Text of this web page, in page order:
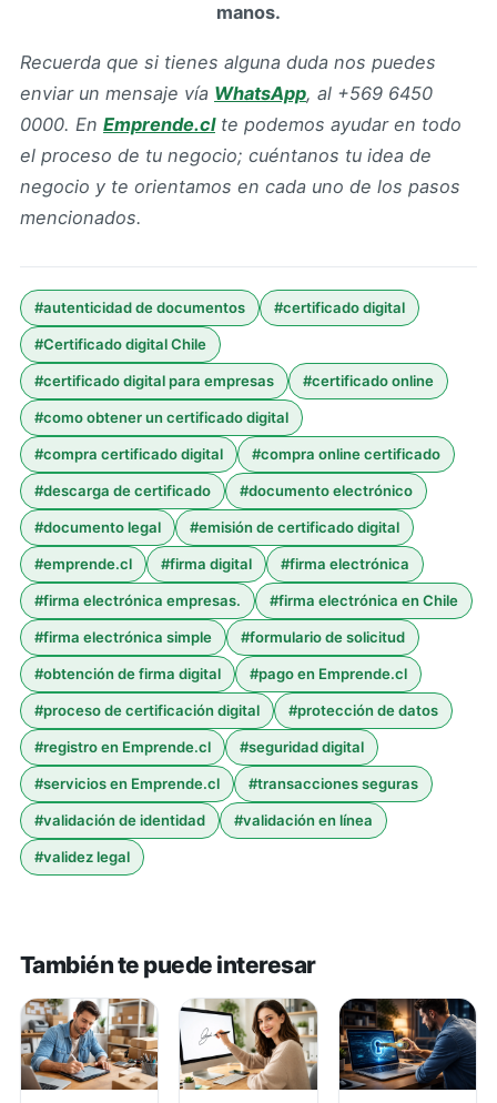
manos.
Recuerda que si tienes alguna duda nos puedes
enviar un mensaje vía WhatsApp, al +569 6450
0000. En Emprende.clte podemos ayudar en todo
el proceso de tu negocio; cuéntanos tu idea de
negocio y te orientamos en cada uno de los pasos
mencionados.
#autenticidad de documentos #certificado digital
#Certificado digital Chile
#certificado digital para empresas #certificado online
#como obtener un certificado digital
#compra certificado digital #compra online certificado
#descarga de certificado #documento electrónico
#documento legal #emisión de certificado digital
#emprende.cl #firma digital #firma electrónica
#firma electrónica empresas. #firma electrónica en Chile
#firma electrónica simple #formulario de solicitud
#obtención de firma digital #pago en Emprende.cl
#proceso de certificación digital #protección de datos
#registro en Emprende.cl #seguridad digital
#servicios en Emprende.cl #transacciones seguras
#validación de identidad #validación en línea
#validez legal
También te puede interesar